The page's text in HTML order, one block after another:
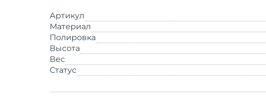
Артикул
Материал
Полировка
Высота
Вес
Статус